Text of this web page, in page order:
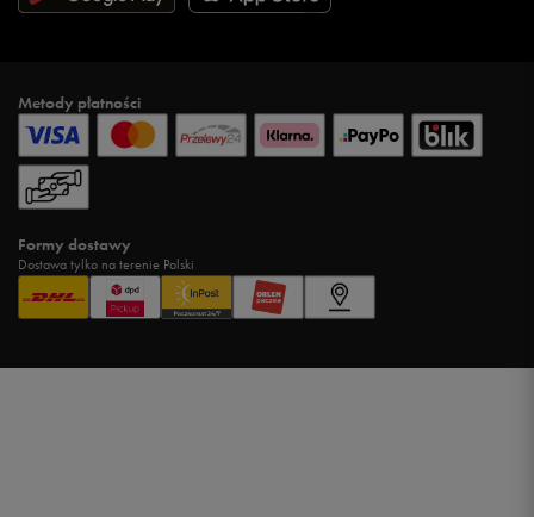
Metody płatności
Formy dostawy
Dostawa tylko na terenie Polski